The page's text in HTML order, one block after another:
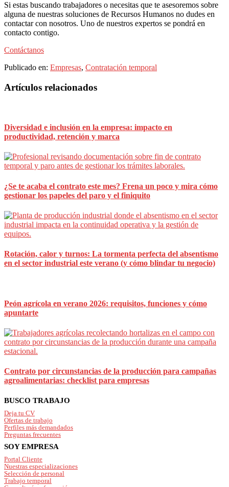
Si estas buscando trabajadores o necesitas que te asesoremos sobre
alguna de nuestras soluciones de Recursos Humanos no dudes en
contactar con nosotros. Uno de nuestros expertos se pondrá en
contacto contigo.
Contáctanos
Publicado en: Empresas, Contratación temporal
Barra
Artículos relacionados
Diversidad e inclusión en la empresa: impacto en
productividad, retención y marca
¿Se te acaba el contrato este mes? Frena un poco y mira cómo
gestionar los papeles del paro y el finiquito
Rotación, calor y turnos: La tormenta perfecta del absentismo
en el sector industrial este verano (y cómo blindar tu negocio)
Peón agrícola en verano 2026: requisitos, funciones y cómo
apuntarte
Contrato por circunstancias de la producción para campañas
agroalimentarias: checklist para empresas
Footer
BUSCO TRABAJO
Deja tu CV
Ofertas de trabajo
Perfiles más demandados
Preguntas frecuentes
SOY EMPRESA
Portal Cliente
Nuestras especializaciones
Selección de personal
Trabajo temporal